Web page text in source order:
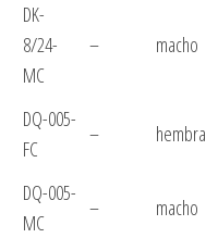
DK-
8/24-
MC
– macho
DQ-005-
FC
– hembra
DQ-005-
MC
– macho